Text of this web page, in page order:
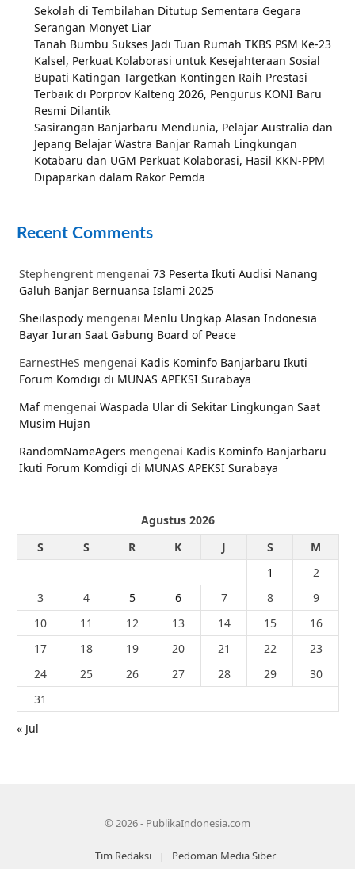
Sekolah di Tembilahan Ditutup Sementara Gegara
Serangan Monyet Liar
Tanah Bumbu Sukses Jadi Tuan Rumah TKBS PSM Ke-23
Kalsel, Perkuat Kolaborasi untuk Kesejahteraan Sosial
Bupati Katingan Targetkan Kontingen Raih Prestasi
Terbaik di Porprov Kalteng 2026, Pengurus KONI Baru
Resmi Dilantik
Sasirangan Banjarbaru Mendunia, Pelajar Australia dan
Jepang Belajar Wastra Banjar Ramah Lingkungan
Kotabaru dan UGM Perkuat Kolaborasi, Hasil KKN-PPM
Dipaparkan dalam Rakor Pemda
Recent Comments
Stephengrent mengenai 73 Peserta Ikuti Audisi Nanang
Galuh Banjar Bernuansa Islami 2025
Sheilaspody mengenai Menlu Ungkap Alasan Indonesia
Bayar Iuran Saat Gabung Board of Peace
EarnestHeS mengenai Kadis Kominfo Banjarbaru Ikuti
Forum Komdigi di MUNAS APEKSI Surabaya
Mafmengenai Waspada Ular di Sekitar Lingkungan Saat
Musim Hujan
RandomNameAgers mengenai Kadis Kominfo Banjarbaru
Ikuti Forum Komdigi di MUNAS APEKSI Surabaya
Agustus 2026
S
S R K J S
M
1
2
3
4 5 6 7 8
9
10
11 12 13 14 15
16
17
18 19 20 21 22
23
24
25 26 27 28 29
30
31
« Jul
© 2026 - PublikaIndonesia.com
Tim Redaksi Pedoman Media Siber